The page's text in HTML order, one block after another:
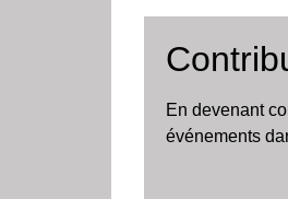
En devenant
événements